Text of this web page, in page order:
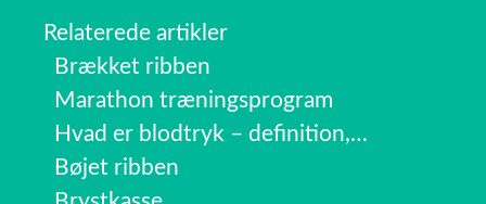
Relaterede artikler
Brækket ribben
Marathon træningsprogram
Hvad er blodtryk – definition,…
Bøjet ribben